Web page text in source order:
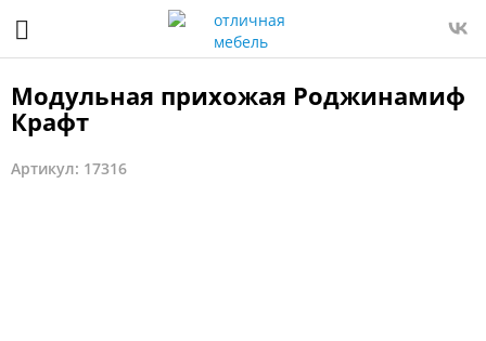
Модульная прихожая Роджинамиф
Крафт
Артикул: 17316